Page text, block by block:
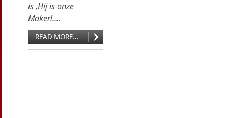
is ,Hij is onze
Maker!....
READ MORE...